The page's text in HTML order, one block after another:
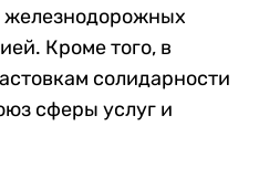
железнодорожных
Кроме того, в
солидарности
сферы услуг и